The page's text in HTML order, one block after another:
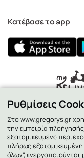
Κατέβασε το app
Ρυθμίσεις
Στο www.gregorys.gr
την εμπειρία
εξατομικευμένο
πλήρως
όλων",